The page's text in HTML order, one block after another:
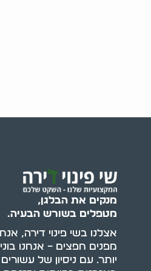
מנקים את הבלגן,
מטפלים בשורש הבעיה.
אצלנו בשי פינוי דירה,
מפנים חפצים – אנחנו
יותר. עם ניסיון של